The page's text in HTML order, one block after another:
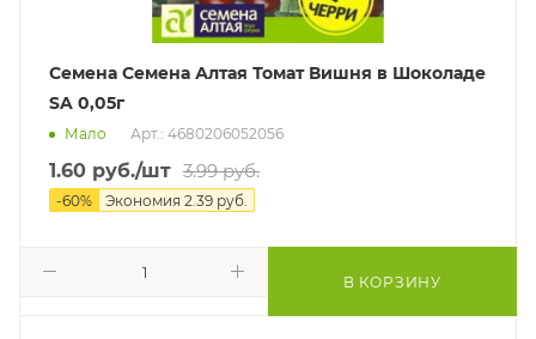
Семена Семена Алтая Томат Вишня в Шоколаде
SA 0,05г
Мало Арт.: 4680206052056
1.60 руб./шт 3.99руб.
-60% Экономия 2.39 руб.
В КОРЗИНУ